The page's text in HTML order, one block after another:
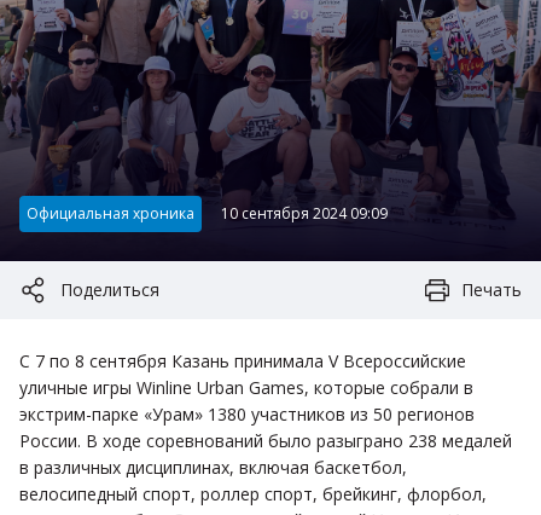
Категория:
Официальная хроника 10 сентября 2024 09:09
Поделиться Печать
С 7 по 8 сентября Казань принимала V Всероссийские
уличные игры Winline Urban Games, которые собрали в
экстрим-парке «Урам» 1380 участников из 50 регионов
России. В ходе соревнований было разыграно 238 медалей
в различных дисциплинах, включая баскетбол,
велосипедный спорт, роллер спорт, брейкинг, флорбол,